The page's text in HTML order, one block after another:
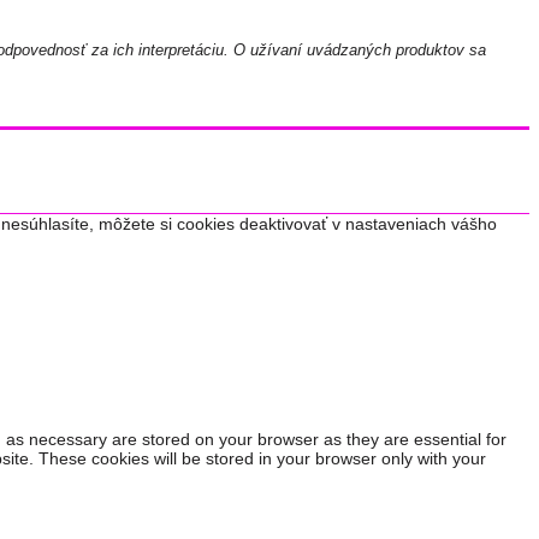
za ich interpretáciu. O užívaní uvádzaných produktov sa
môžete si cookies deaktivovať v nastaveniach vášho
necessary are stored on your browser as they are essential for
These cookies will be stored in your browser only with your